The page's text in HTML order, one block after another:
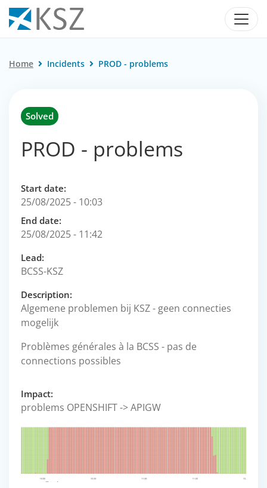
Home Incidents PROD - problems
Solved
PROD - problems
Start date:
25/08/2025 - 10:03
End date:
25/08/2025 - 11:42
Lead:
BCSS-KSZ
Description:
Algemene problemen bij KSZ - geen connecties
mogelijk
Problèmes générales à la BCSS - pas de
connections possibles
Impact:
problems OPENSHIFT -> APIGW